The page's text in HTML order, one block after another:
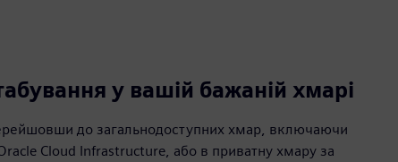
у вашій бажаній хмарі
до загальнодоступних хмар, включаючи
Cloud Infrastructure, або в приватну хмару за